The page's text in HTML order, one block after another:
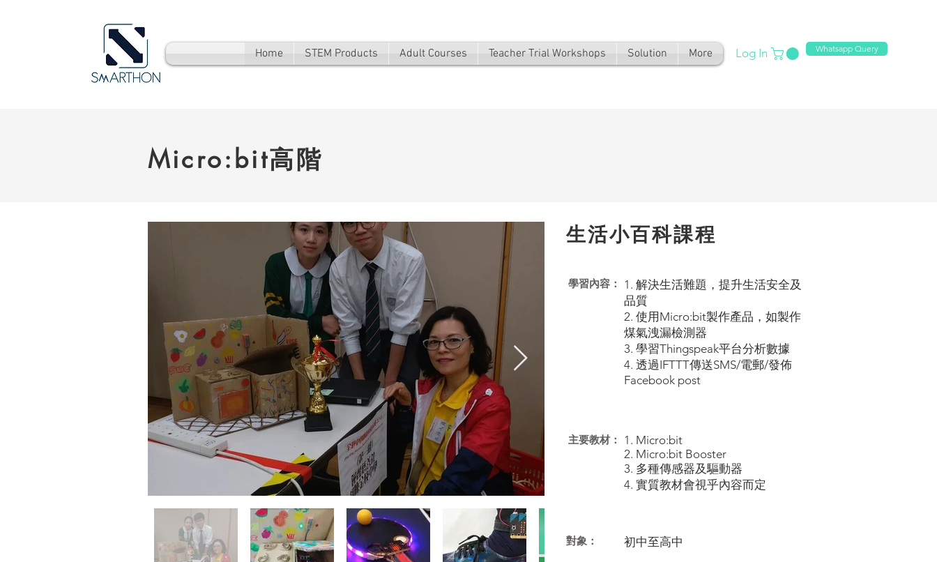
Home STEM Products Adult Courses Teacher Trial Workshops Solution More Log In Whatsapp Query
Micro:bit高階
生活小百科課程
學習內容：
1. 解決生活難題，提升生活安全及
品質
2. 使用Micro:bit製作產品，如製作
煤氣洩漏檢測器
3. 學習Thingspeak平台分析數據
4. 透過IFTTT傳送SMS/電郵/發佈
Facebook post
​主要教材：
1. Micro:bit
2. Micro:bit Booster
3. 多種傳感器及驅動器
4. 實質教材會視乎內容而定
對象： 初中至高中